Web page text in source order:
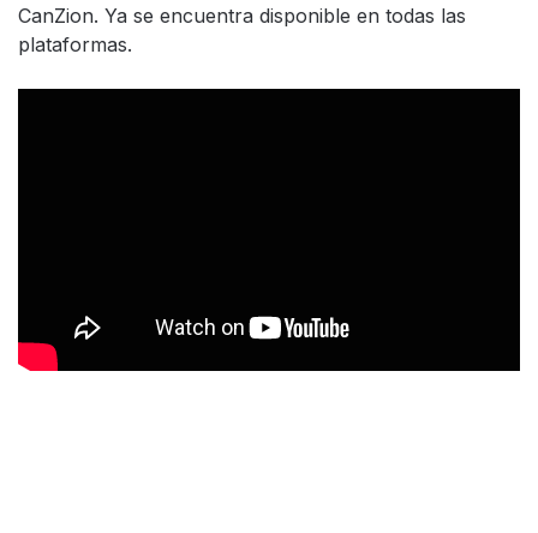
CanZion. Ya se encuentra disponible en todas las
plataformas.